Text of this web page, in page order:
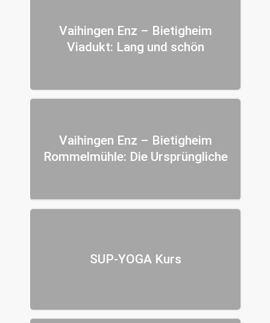
Vaihingen Enz – Bietigheim
Viadukt: Lang und schön
Vaihingen Enz – Bietigheim
Rommelmühle: Die Ursprüngliche
SUP-YOGA Kurs